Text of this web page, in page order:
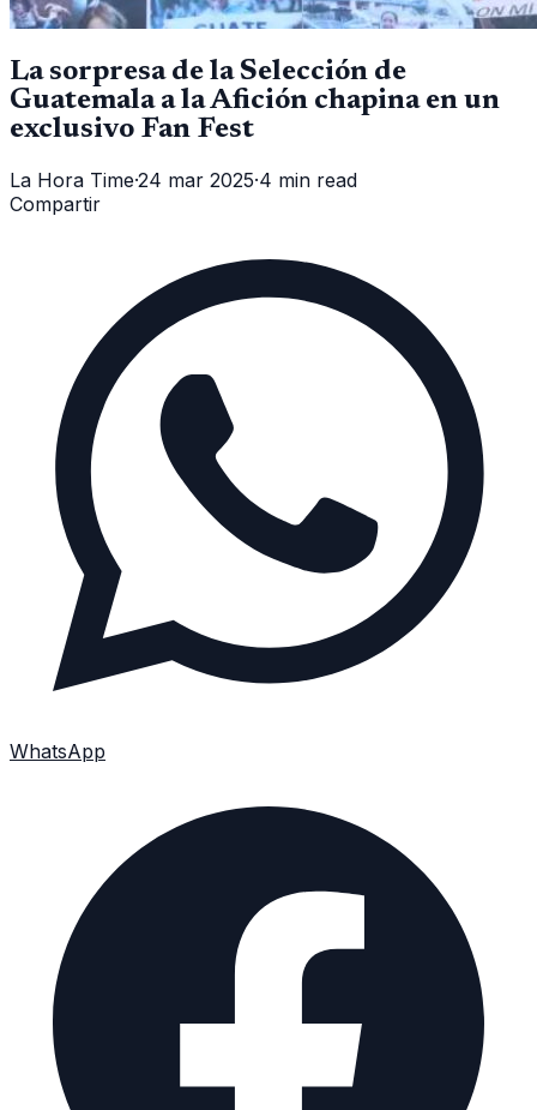
La sorpresa de la Selección de
Guatemala a la Afición chapina en un
exclusivo Fan Fest
La Hora Time·24 mar 2025·4 min read
Compartir
WhatsApp